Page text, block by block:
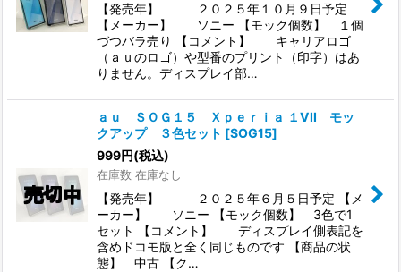
【発売年】 ２０２５年１０月９日予定
【メーカー】 ソニー 【モック個数】 １個
づつバラ売り 【コメント】 キャリアロゴ
（ａｕのロゴ）や型番のプリント（印字）はあ
りません。ディスプレイ部…
ａｕ ＳＯＧ１５ Ｘｐｅｒｉａ １VII モッ
クアップ ３色セット [SOG15]
999円(税込)
在庫数 在庫なし
【発売年】 ２０２５年６月５日予定 【メ
ーカー】 ソニー 【モック個数】 3色で1
セット 【コメント】 ディスプレイ側表記を
含めドコモ版と全く同じものです 【商品の状
態】 中古 【ク…